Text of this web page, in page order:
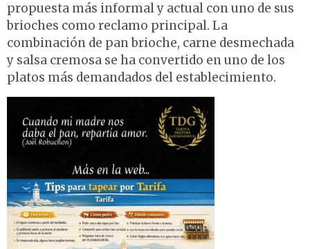
propuesta más informal y actual con uno de sus
brioches como reclamo principal. La
combinación de pan brioche, carne desmechada
y salsa cremosa se ha convertido en uno de los
platos más demandados del establecimiento.